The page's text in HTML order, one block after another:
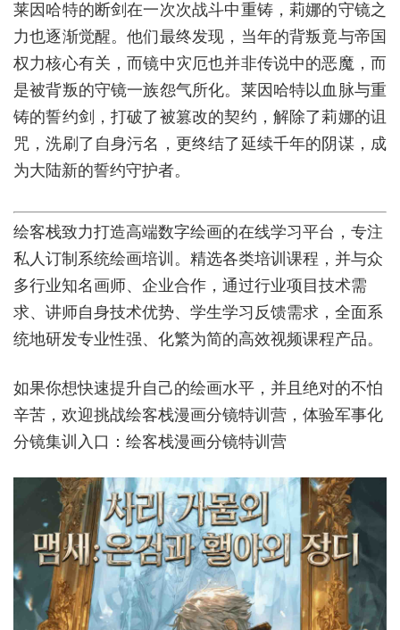
莱因哈特的断剑在一次次战斗中重铸，莉娜的守镜之
力也逐渐觉醒。他们最终发现，当年的背叛竟与帝国
权力核心有关，而镜中灾厄也并非传说中的恶魔，而
是被背叛的守镜一族怨气所化。莱因哈特以血脉与重
铸的誓约剑，打破了被篡改的契约，解除了莉娜的诅
咒，洗刷了自身污名，更终结了延续千年的阴谋，成
为大陆新的誓约守护者。
绘客栈致力打造高端数字绘画的在线学习平台，专注
私人订制系统绘画培训。精选各类培训课程，并与众
多行业知名画师、企业合作，通过行业项目技术需
求、讲师自身技术优势、学生学习反馈需求，全面系
统地研发专业性强、化繁为简的高效视频课程产品。
如果你想快速提升自己的绘画水平，并且绝对的不怕
辛苦，欢迎挑战绘客栈漫画分镜特训营，体验军事化
分镜集训入口： 绘客栈漫画分镜特训营